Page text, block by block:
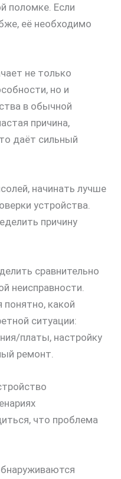
поломке. Если
её необходимо
не только
но и
в обычной
причина,
даёт сильный
начинать лучше
устройства.
причину
сравнительно
неисправности.
понятно, какой
ситуации:
платы, настройку
ремонт.
что проблема